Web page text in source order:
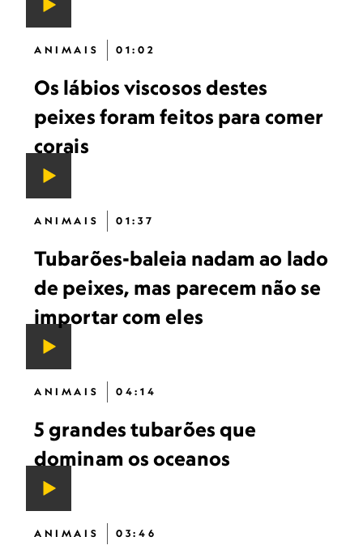
ANIMAIS 01:02
Os lábios viscosos destes
peixes foram feitos para comer
corais
ANIMAIS 01:37
Tubarões-baleia nadam ao lado
de peixes, mas parecem não se
importar com eles
ANIMAIS 04:14
5 grandes tubarões que
dominam os oceanos
ANIMAIS 03:46